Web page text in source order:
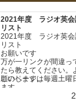
2021年度 ラジオ英
リスト
2021年度 ラジオ英
リスト
お願いです
万が一リンクが間違っ
たら教えてください。
願いします。
このページは毎週土曜
ます。
2021年4月 なぜ日本